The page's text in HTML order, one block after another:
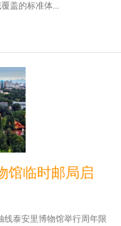
盖的标准体...
馆临时邮局启
泰安里博物馆举行周年限